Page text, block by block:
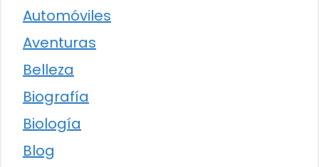
Automóviles
Aventuras
Belleza
Biografía
Biología
Blog